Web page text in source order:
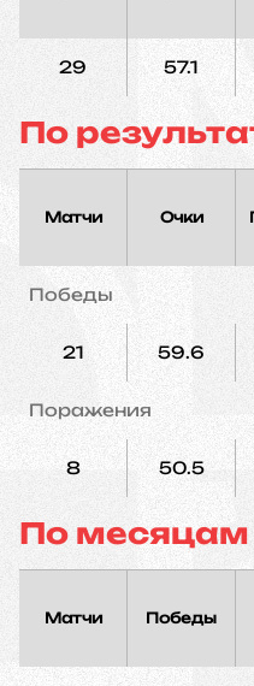
29 57.1
По
Матчи Очки
Победы
21 59.6
Поражения
8 50.5
По месяцам
Матчи Победы